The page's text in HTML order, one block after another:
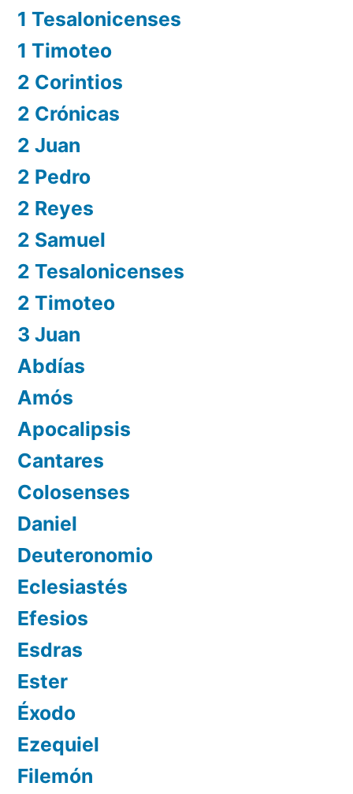
1 Tesalonicenses
1 Timoteo
2 Corintios
2 Crónicas
2 Juan
2 Pedro
2 Reyes
2 Samuel
2 Tesalonicenses
2 Timoteo
3 Juan
Abdías
Amós
Apocalipsis
Cantares
Colosenses
Daniel
Deuteronomio
Eclesiastés
Efesios
Esdras
Ester
Éxodo
Ezequiel
Filemón